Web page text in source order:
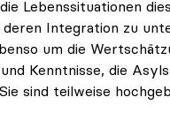
Lebenssituationen
deren Integration zu
um die
Kenntnisse, die
sind teilweise